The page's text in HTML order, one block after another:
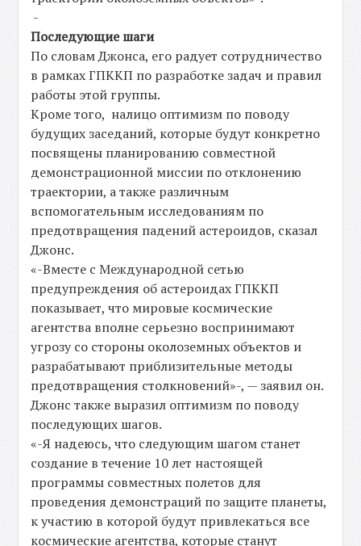
-
Последующие шаги
По словам Джонса, его радует сотрудничество
в рамках ГПККП по разработке задач и правил
работы этой группы.
Кроме того, налицо оптимизм по поводу
будущих заседаний, которые будут конкретно
посвящены планированию совместной
демонстрационной миссии по отклонению
траектории, а также различным
вспомогательным исследованиям по
предотвращения падений астероидов, сказал
Джонс.
«-Вместе с Международной сетью
предупреждения об астероидах ГПККП
показывает, что мировые космические
агентства вполне серьезно воспринимают
угрозу со стороны околоземных объектов и
разрабатывают приблизительные методы
предотвращения столкновений»-, — заявил он.
Джонс также выразил оптимизм по поводу
последующих шагов.
«-Я надеюсь, что следующим шагом станет
создание в течение 10 лет настоящей
программы совместных полетов для
проведения демонстраций по защите планеты,
к участию в которой будут привлекаться все
космические агентства, которые станут